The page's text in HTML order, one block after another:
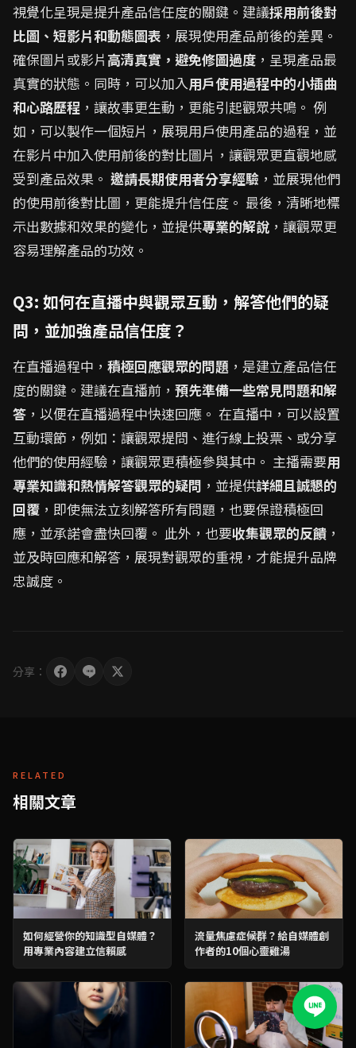
視覺化呈現是提升產品信任度的關鍵。建議採用前後對
比圖、短影片和動態圖表 ，展現使用產品前後的差異。
確保圖片或影片 高清真實，避免修圖過度 ，呈現產品最
真實的狀態。同時，可以加入用戶使用過程中的小插曲
和心路歷程 ，讓故事更生動，更能引起觀眾共鳴。 例
如，可以製作一個短片，展現用戶使用產品的過程，並
在影片中加入使用前後的對比圖片，讓觀眾更直觀地感
受到產品效果。 邀請長期使用者分享經驗 ，並展現他們
的使用前後對比圖，更能提升信任度。 最後，清晰地標
示出數據和效果的變化，並提供專業的解說 ，讓觀眾更
容易理解產品的功效。
Q3: 如何在直播中與觀眾互動，解答他們的疑
問，並加強產品信任度？
在直播過程中， 積極回應觀眾的問題 ，是建立產品信任
度的關鍵。建議在直播前， 預先準備一些常見問題和解
答 ，以便在直播過程中快速回應。 在直播中，可以設置
互動環節，例如：讓觀眾提問、進行線上投票、或分享
他們的使用經驗，讓觀眾更積極參與其中。 主播需要用
專業知識和熱情解答觀眾的疑問 ，並提供詳細且誠懇的
回覆 ，即使無法立刻解答所有問題，也要保證積極回
應，並承諾會盡快回覆。 此外，也要收集觀眾的反饋 ，
並及時回應和解答，展現對觀眾的重視，才能提升品牌
忠誠度。
分享：
RELATED
相關文章
如何經營你的知識型自媒體？
用專業內容建立信賴感
流量焦慮症候群？給自媒體創
作者的10個心靈雞湯